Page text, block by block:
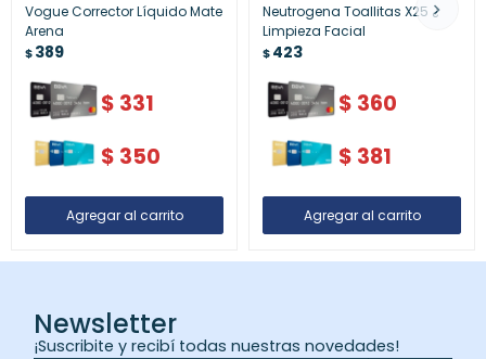
Vogue Corrector Líquido Mate
Arena
$389
$ 331
$ 350
Neutrogena Toallitas X25 ¿
Limpieza Facial
$423
$ 360
$ 381
Newsletter
¡Suscribite y recibí todas nuestras novedades!